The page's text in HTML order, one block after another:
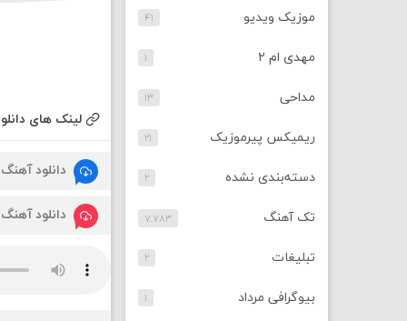
لینک های
دانلود
دانلود
موزیک ویدیو ۴۱
مهدی ام ۲ ۱
مداحی ۱۳
ریمیکس پیرموزیک ۲۱
دسته‌بندی نشده ۲
تک آهنگ ۷,۷۸۳
تبلیغات ۲
بیوگرافی مرداد ۱